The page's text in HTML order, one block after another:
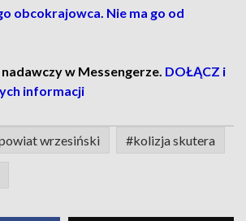
obcokrajowca. Nie ma go od
w Messengerze. DOŁĄCZ i
informacji
wrzesiński #kolizja skutera